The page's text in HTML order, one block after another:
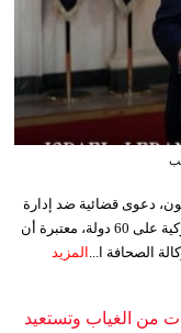
دعوى قضائية ضد إدارة
دونالد ترمب، الاثنين، على خلفية فرضه رسوماً جمركية على 60 دولة، معتبرة أن
الصحافة ا... المزيد
من الغياب وتستعيد